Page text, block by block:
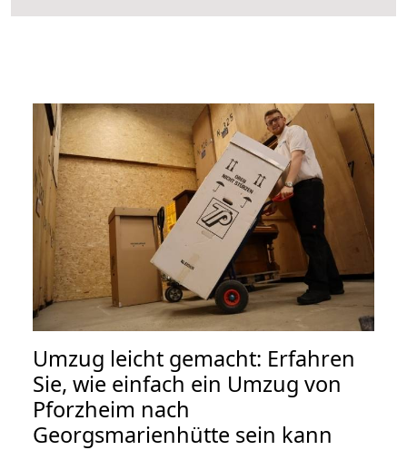
Umzug leicht gemacht: Erfahren
Sie, wie einfach ein Umzug von
Pforzheim nach
Georgsmarienhütte sein kann